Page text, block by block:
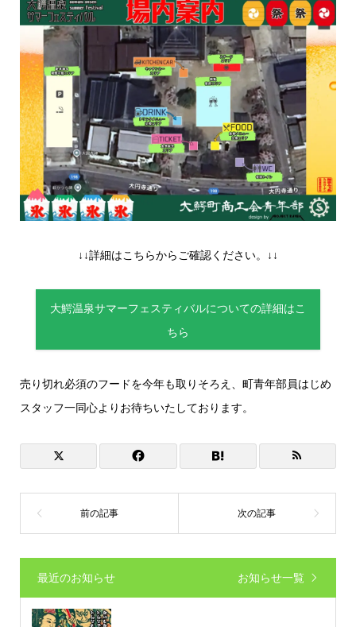
↓↓詳細はこちらからご確認ください。↓↓
大鰐温泉サマーフェスティバルについての詳細はこ
ちら
売り切れ必須のフードを今年も取りそろえ、町青年部員はじめ
スタッフ一同心よりお待ちいたしております。
最近のお知らせ お知らせ一覧